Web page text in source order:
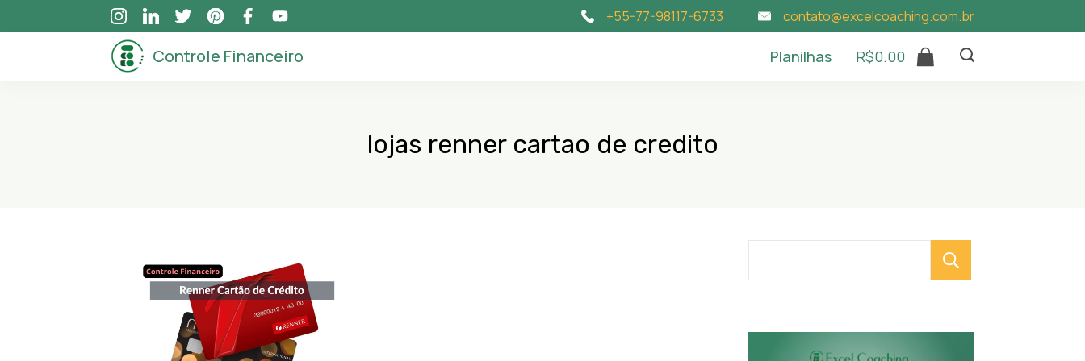
to
+55-77-98117-6733 contato@excelcoaching.com.br
Controle Financeiro Planilhas R$0.00
lojas renner cartao de credito